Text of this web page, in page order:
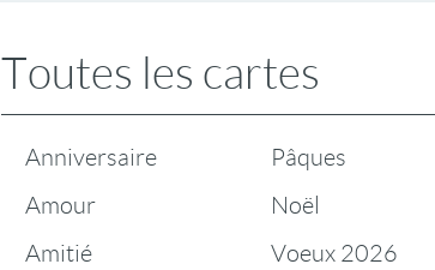
Toutes les cartes
Anniversaire
Amour
Amitié
Pâques
Noël
Voeux 2026